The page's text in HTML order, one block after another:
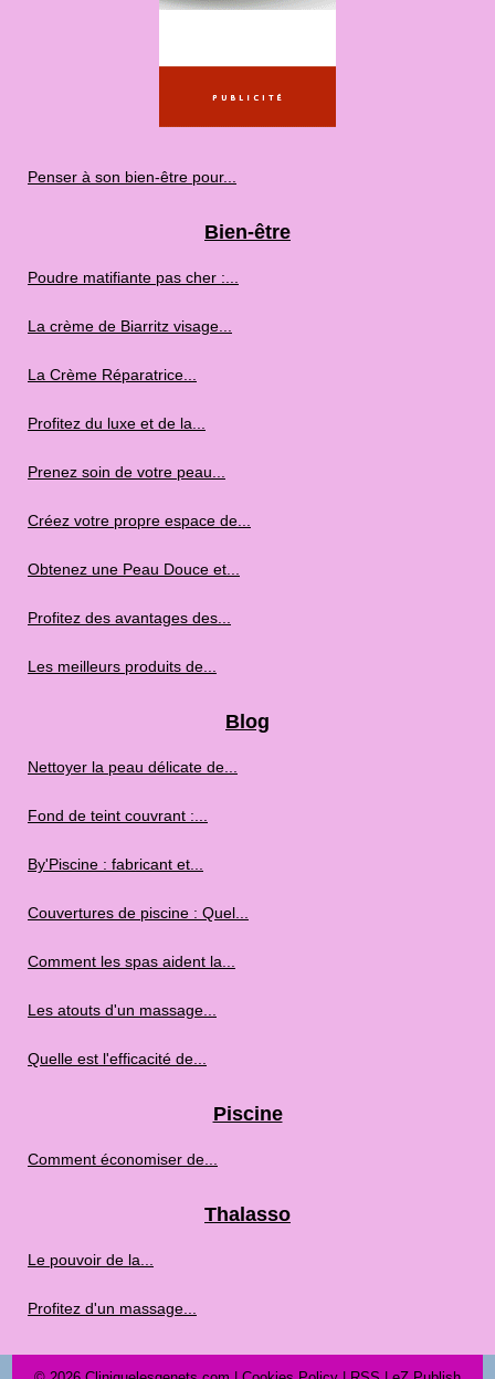
Penser à son bien-être pour...
Bien-être
Poudre matifiante pas cher :...
La crème de Biarritz visage...
La Crème Réparatrice...
Profitez du luxe et de la...
Prenez soin de votre peau...
Créez votre propre espace de...
Obtenez une Peau Douce et...
Profitez des avantages des...
Les meilleurs produits de...
Blog
Nettoyer la peau délicate de...
Fond de teint couvrant :...
By'Piscine : fabricant et...
Couvertures de piscine : Quel...
Comment les spas aident la...
Les atouts d'un massage...
Quelle est l'efficacité de...
Piscine
Comment économiser de...
Thalasso
Le pouvoir de la...
Profitez d'un massage...